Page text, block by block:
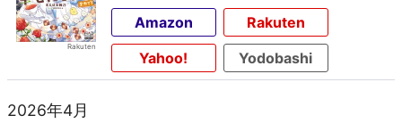
Amazon
Rakuten
Yahoo!
Yodobashi
2026年4月